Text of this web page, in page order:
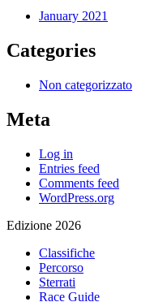
January 2021
Categories
Non categorizzato
Meta
Log in
Entries feed
Comments feed
WordPress.org
Edizione 2026
Classifiche
Percorso
Sterrati
Race Guide